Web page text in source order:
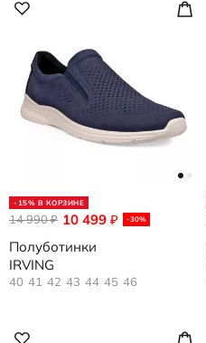
-15% В КОРЗИНЕ
10 499 ₽ -30%
14 990₽
Полуботинки
IRVING
40 41 42 43 44 45 46